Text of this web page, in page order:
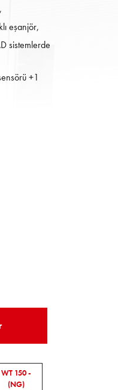
eşanjör,
sistemlerde
+1
WT 150 -
(NG)